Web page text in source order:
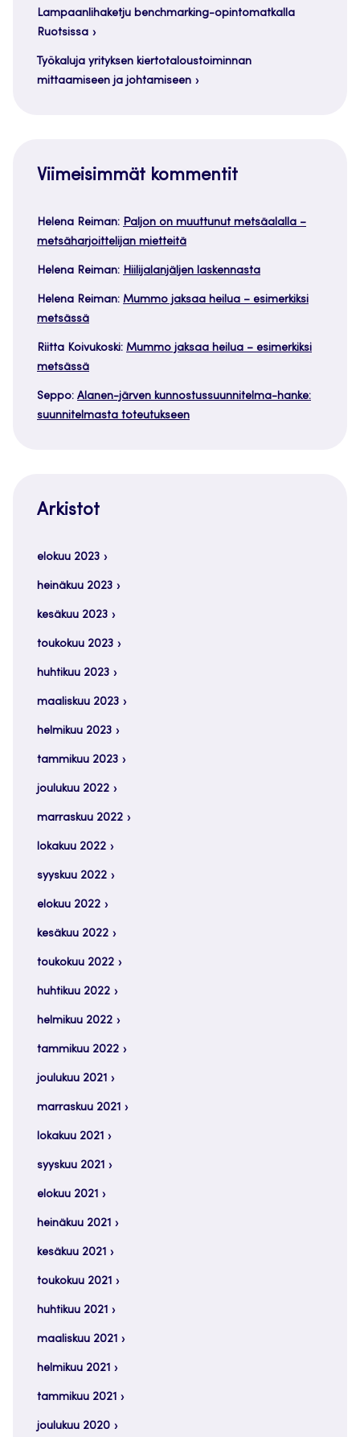
Lampaanlihaketju benchmarking-opintomatkalla
Ruotsissa
Työkaluja yrityksen kiertotaloustoiminnan
mittaamiseen ja johtamiseen
Viimeisimmät kommentit
Helena Reiman: Paljon on muuttunut metsäalalla –
metsäharjoittelijan mietteitä
Helena Reiman: Hiilijalanjäljen laskennasta
Helena Reiman: Mummo jaksaa heilua – esimerkiksi
metsässä
Riitta Koivukoski: Mummo jaksaa heilua – esimerkiksi
metsässä
Seppo: Alanen-järven kunnostussuunnitelma-hanke:
suunnitelmasta toteutukseen
Arkistot
elokuu 2023
heinäkuu 2023
kesäkuu 2023
toukokuu 2023
huhtikuu 2023
maaliskuu 2023
helmikuu 2023
tammikuu 2023
joulukuu 2022
marraskuu 2022
lokakuu 2022
syyskuu 2022
elokuu 2022
kesäkuu 2022
toukokuu 2022
huhtikuu 2022
helmikuu 2022
tammikuu 2022
joulukuu 2021
marraskuu 2021
lokakuu 2021
syyskuu 2021
elokuu 2021
heinäkuu 2021
kesäkuu 2021
toukokuu 2021
huhtikuu 2021
maaliskuu 2021
helmikuu 2021
tammikuu 2021
joulukuu 2020